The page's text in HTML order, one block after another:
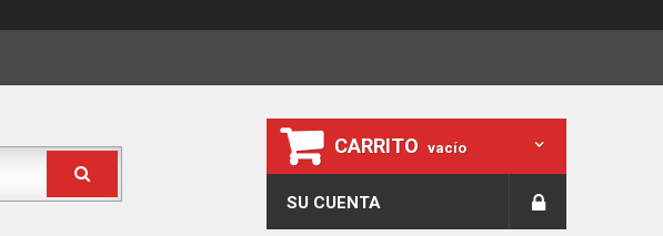
CARRITO vacío
SU CUENTA